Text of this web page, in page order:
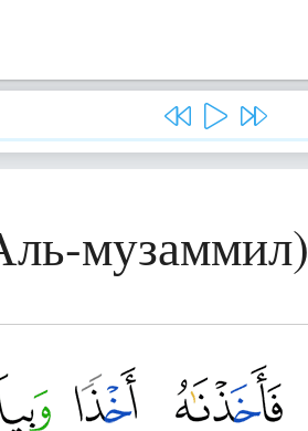
музаммил)